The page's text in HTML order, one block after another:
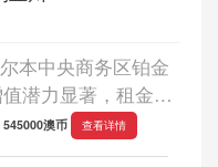
本中央商务区铂金
潜力显著，租金回
，房屋空置率
2.购房首付10%，贷
澳币 查看详情